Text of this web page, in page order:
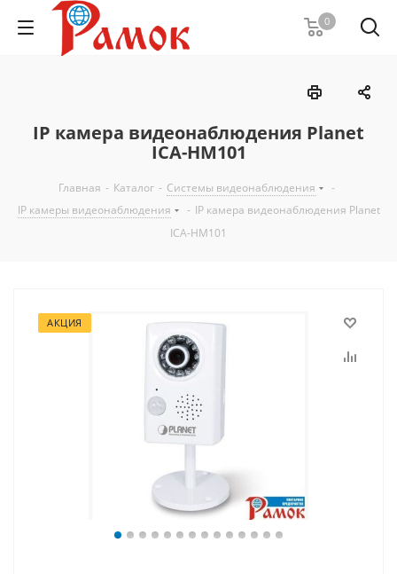
0
IP камера видеонаблюдения Planet
ICA-HM101
Главная - Каталог - Системы видеонаблюдения
-
IP камеры видеонаблюдения
- IP камера видеонаблюдения Planet
ICA-HM101
АКЦИЯ